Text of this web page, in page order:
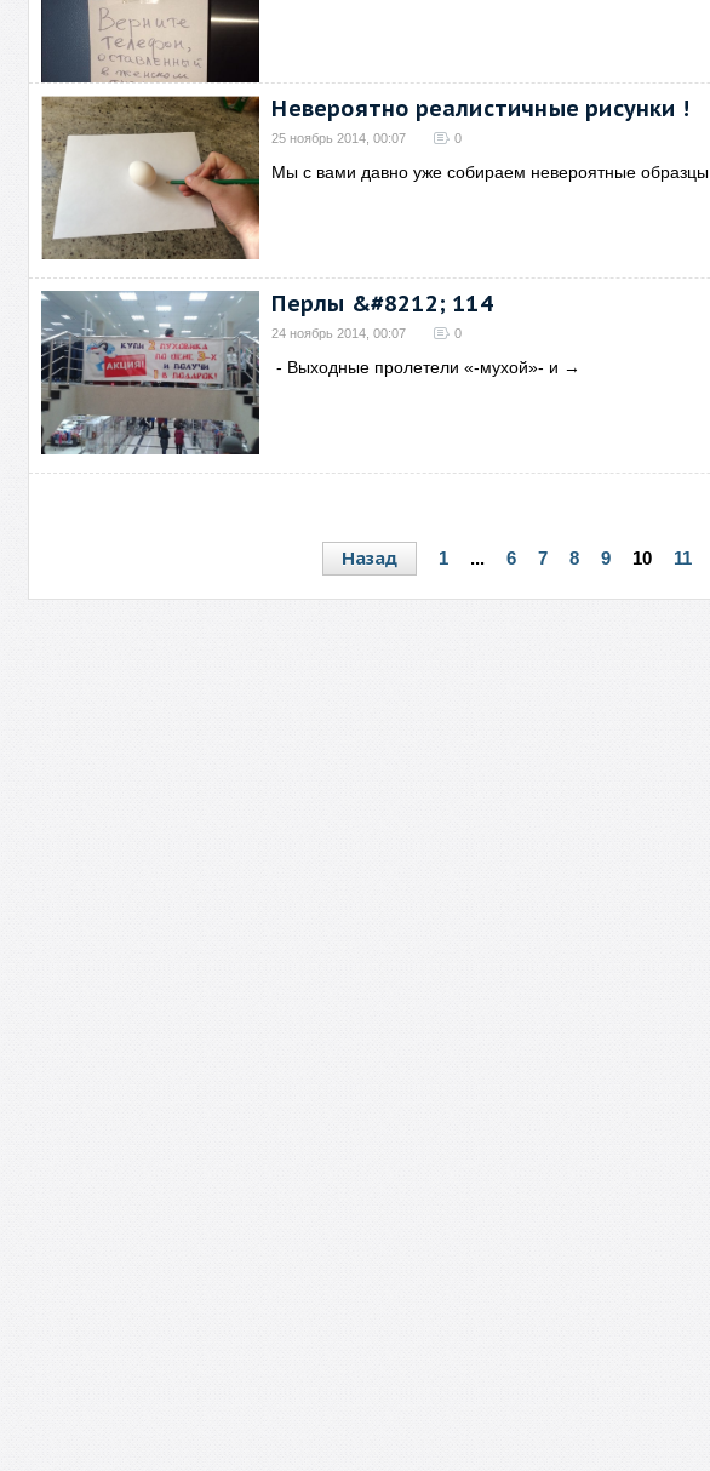
Невероятно реалистичные рисунки !
25 ноябрь 2014, 00:07 0
Мы с вами давно уже собираем невероятные образцы
Перлы &#8212; 114
24 ноябрь 2014, 00:07 0
- Выходные пролетели «-мухой»- и →
Назад 1 ... 6 7 8 9 10 11